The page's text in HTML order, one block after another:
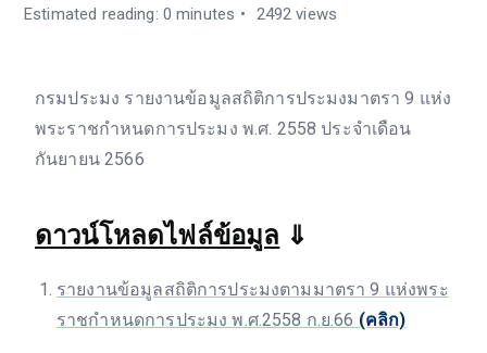
Estimated reading: 0 minutes 2492 views
กรมประมง รายงานข้อมูลสถิติการประมงมาตรา 9 แห่ง
พระราชกำหนดการประมง พ.ศ. 2558 ประจำเดือน
กันยายน 2566
ดาวน์โหลดไฟล์ข้อมูล ⇓
รายงานข้อมูลสถิติการประมงตามมาตรา 9 แห่งพระ
ราชกำหนดการประมง พ.ศ.2558 ก.ย.66 (คลิก)